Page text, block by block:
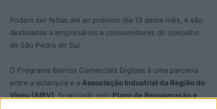
Podem ser feitas até ao próximo dia 19 deste mês, e são
destinadas a empresários e consumidores do concelho
de São Pedro do Sul.
O Programa Bairros Comerciais Digitais é uma parceria
entre a autarquia e a Associação Industrial da Região de
Viseu (AIRV), financiado peloPlano de Recuperação e